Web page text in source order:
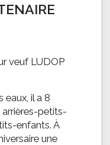
veuf LUDOP
eaux, il a 8
petits-
enfants. À
une